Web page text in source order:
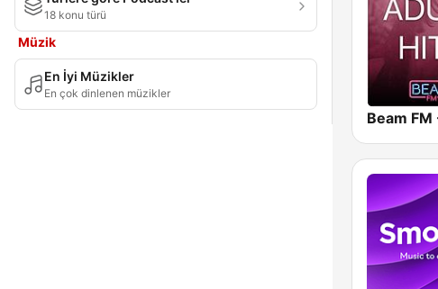
18 konu türü
Müzik
En İyi Müzikler
En çok dinlenen müzikler